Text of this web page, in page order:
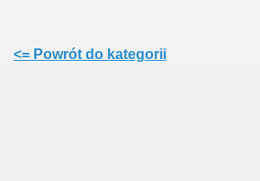
<= Powrót do kategorii